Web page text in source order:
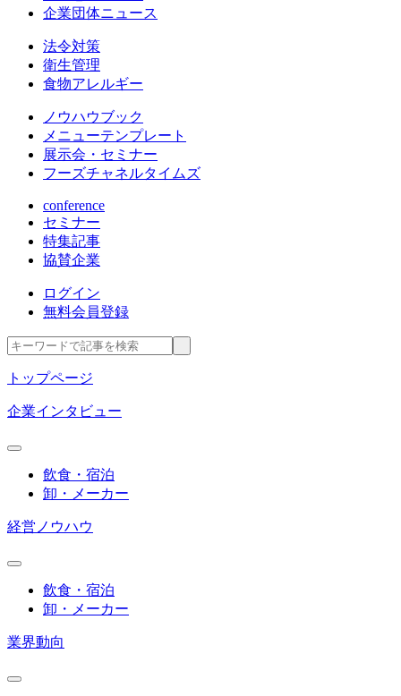
企業団体ニュース
法令対策
衛生管理
食物アレルギー
ノウハウブック
メニューテンプレート
展示会・セミナー
フーズチャネルタイムズ
conference
セミナー
特集記事
協賛企業
ログイン
無料会員登録
トップページ
企業インタビュー
飲食・宿泊
卸・メーカー
経営ノウハウ
飲食・宿泊
卸・メーカー
業界動向